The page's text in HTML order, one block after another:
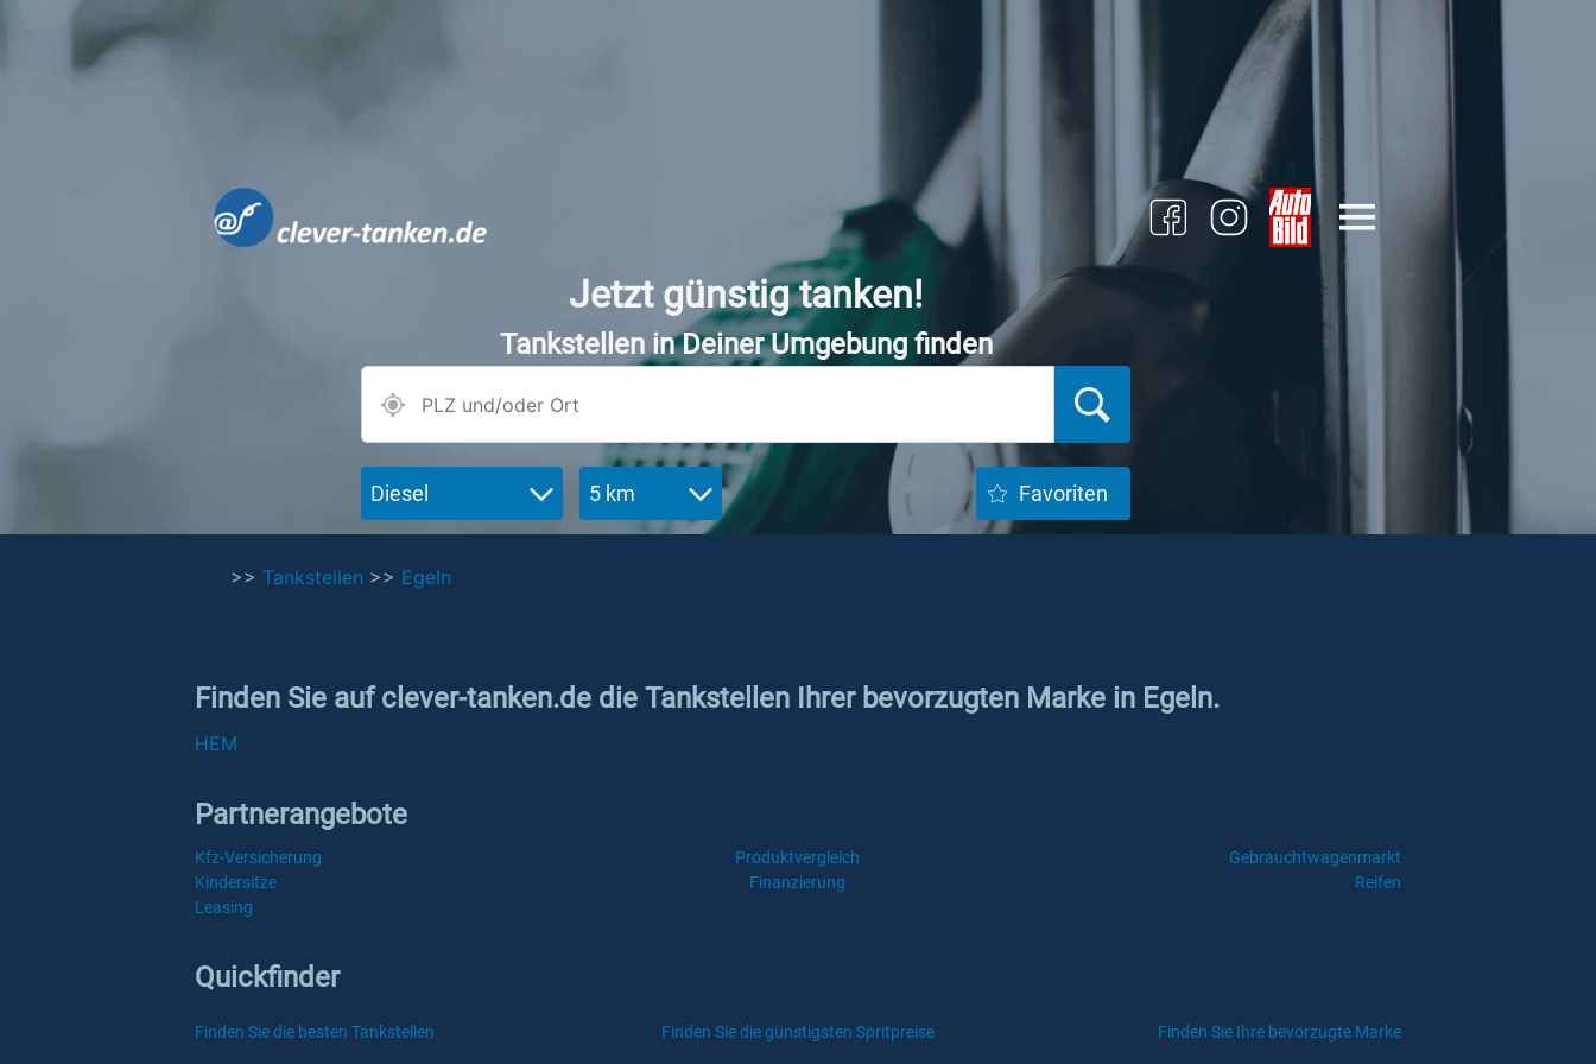
Jetzt günstig tanken!
Tankstellen in Deiner Umgebung finden
Diesel 5 km Favoriten
>> Tankstellen >> Egeln
Finden Sie auf clever-tanken.de die Tankstellen Ihrer bevorzugten Marke in Egeln.
HEM
Partnerangebote
Kfz-Versicherung Produktvergleich
Gebrauchtwagenmarkt
Kindersitze
Finanzierung
Reifen
Leasing
Quickfinder
Finden Sie die besten Tankstellen Finden Sie die günstigsten Spritpreise Finden Sie Ihre bevorzugte Marke